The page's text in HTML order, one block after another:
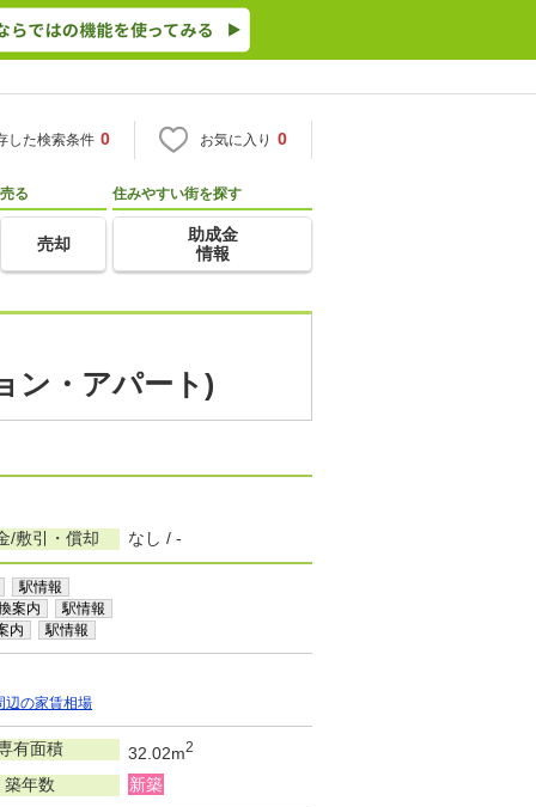
した検索条件 0 お気に入り 0
売る
売却
住みやすい街を探す
助成金
情報
ン・アパート)
/敷引・償却 なし / -
駅情報
案内
駅情報
内
駅情報
辺の家賃相場
有面積 32.02m2
築年数 新築